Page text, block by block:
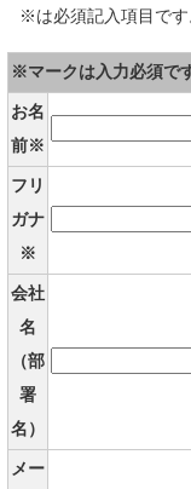
※は必須記入項目です
※マークは入力必須で
お名
前※
フリ
ガナ
※
会社
名
（部
署
名）
メー